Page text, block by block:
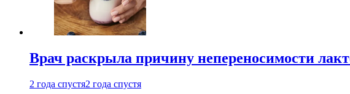
Врач раскрыла причину непереносимости
2 года спустя2 года спустя